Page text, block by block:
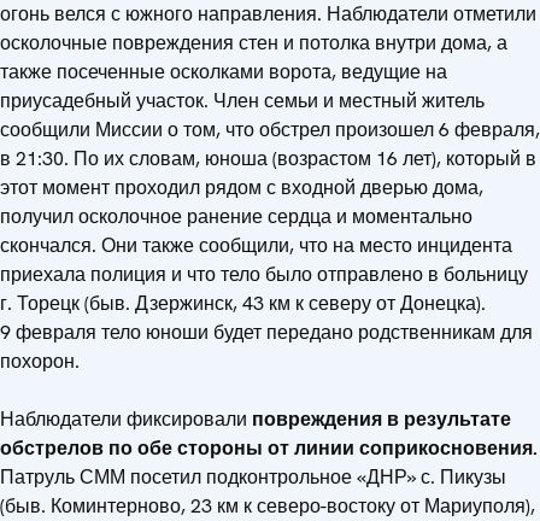
огонь велся с южного направления. Наблюдатели отметили
осколочные повреждения стен и потолка внутри дома, а
также посеченные осколками ворота, ведущие на
приусадебный участок. Член семьи и местный житель
сообщили Миссии о том, что обстрел произошел 6 февраля,
в 21:30. По их словам, юноша (возрастом 16 лет), который в
этот момент проходил рядом с входной дверью дома,
получил осколочное ранение сердца и моментально
скончался. Они также сообщили, что на место инцидента
приехала полиция и что тело было отправлено в больницу
г. Торецк (быв. Дзержинск, 43 км к северу от Донецка).
9 февраля тело юноши будет передано родственникам для
похорон.
Наблюдатели фиксировали повреждения в результате
обстрелов по обе стороны от линии соприкосновения.
Патруль СММ посетил подконтрольное «ДНР» с. Пикузы
(быв. Коминтерново, 23 км к северо-востоку от Мариуполя),